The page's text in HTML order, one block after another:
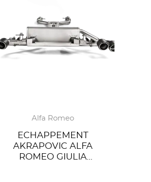
Alfa Romeo
ECHAPPEMENT
AKRAPOVIC ALFA
ROMEO GIULIA